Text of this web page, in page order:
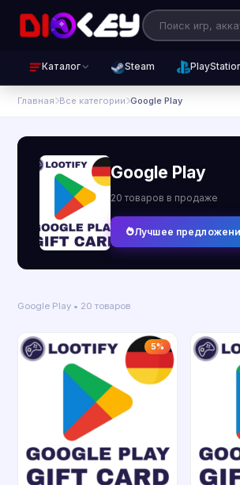
Каталог Steam
Главная Все категории Google Play
Google Play
20 товаров в продаже
Лучшее
Google Play • 20 товаров
5%